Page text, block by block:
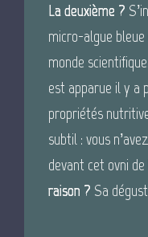
La deuxième ?
micro-algue bleue
monde
est apparue il y a
propriétés
subtil : vous
devant cet ovni
raison ? Sa